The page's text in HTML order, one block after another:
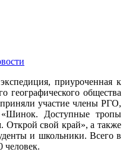
приуроченная к
географического общества
участие члены РГО,
«Шинок. Доступные тропы
Открой свой край», а также
и школьники. Всего в
человек.